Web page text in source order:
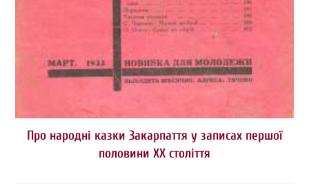
Про народні казки Закарпаття у записах першої
половини ХХ століття